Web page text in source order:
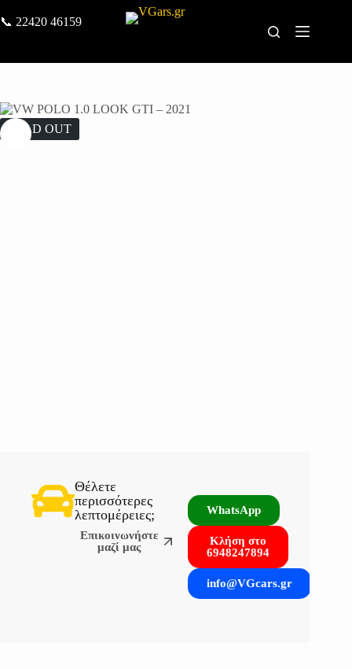
📞 22420 46159
SOLD OUT
Θέλετε
περισσότερες
λεπτομέρειες;
Επικοινωνήστε
μαζί μας
WhatsApp
Κλήση στο
6948247894
info@VGcars.gr